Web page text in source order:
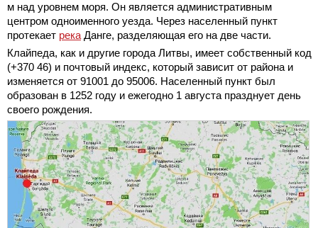
м над уровнем моря. Он является административным
центром одноименного уезда. Через населенный пункт
протекает река Данге, разделяющая его на две части.
Клайпеда, как и другие города Литвы, имеет собственный код
(+370 46) и почтовый индекс, который зависит от района и
изменяется от 91001 до 95006. Населенный пункт был
образован в 1252 году и ежегодно 1 августа празднует день
своего рождения.